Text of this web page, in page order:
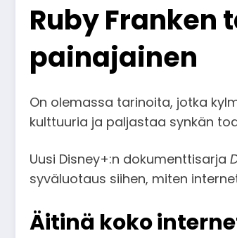
Ruby Franken
painajainen
On olemassa tarinoita, jotka
kulttuuria ja paljastaa synkän
Uusi Disney+:n dokumenttisarja
syväluotaus siihen, miten
Äitinä koko